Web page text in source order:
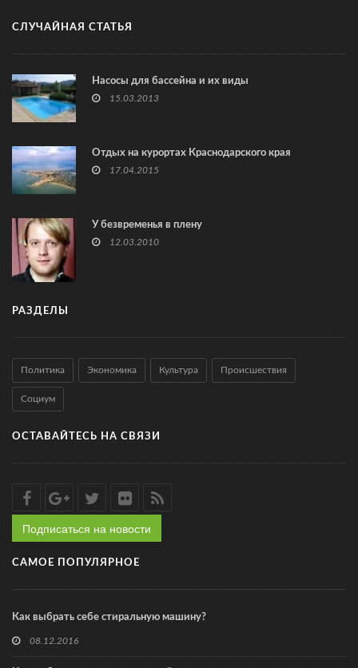
СЛУЧАЙНАЯ СТАТЬЯ
Насосы для бассейна и их виды
15.03.2013
Отдых на курортах Краснодарского края
17.04.2015
У безвременья в плену
12.03.2010
РАЗДЕЛЫ
Политика Экономика Культура Происшествия
Социум
ОСТАВАЙТЕСЬ НА СВЯЗИ
Подписаться на новости
САМОЕ ПОПУЛЯРНОЕ
Как выбрать себе стиральную машину?
08.12.2016